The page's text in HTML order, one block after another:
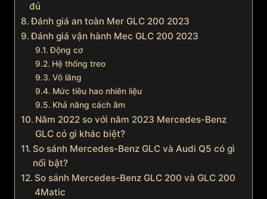
đủ
Đánh giá an toàn Mer GLC 200 2023
Đánh giá vận hành Mec GLC 200 2023
Động cơ
Hệ thống treo
Vô lăng
Mức tiêu hao nhiên liệu
Khả năng cách âm
Năm 2022 so với năm 2023 Mercedes-Benz
GLC có gì khác biệt?
So sánh Mercedes-Benz GLC và Audi Q5 có gì
nổi bật?
So sánh Mercedes-Benz GLC 200 và GLC 200
4Matic